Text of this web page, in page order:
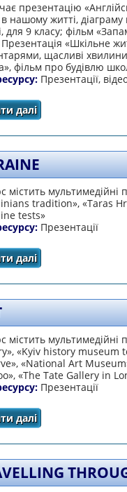
презентацію
нашому житті,
для 9 класу; фільм
«Шкільне
щасливі
фільм про будівлю
Презентації,
даліпро Моя школа
містить мультимедійні
tradition», «Taras
tests»
Презентації
даліпро Ukraine
містить
«Kyiv history museum
«National Art
«The Tate Gallery in
Презентації
даліпро Art